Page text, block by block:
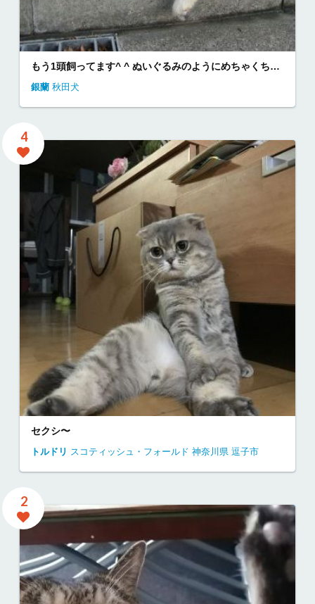
もう1頭飼ってます^ ^ ぬいぐるみのようにめちゃくちゃかわいいです。
銀蘭 秋田犬
4
セクシ〜
トルドリ スコティッシュ・フォールド 神奈川県 逗子市
2